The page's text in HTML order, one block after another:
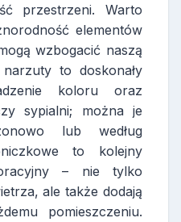
przestrzeni. Warto
elementów
wzbogacić naszą
to doskonały
koloru oraz
sypialni; można je
lub według
to kolejny
– nie tylko
ale także dodają
pomieszczeniu.